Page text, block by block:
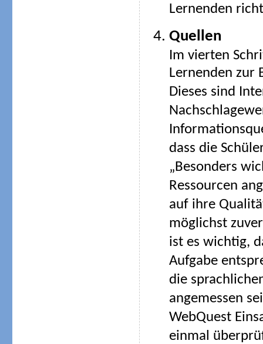
Lernenden
Quellen
Im vierten
Lernenden zur
Dieses sind
dass die
„Besonders
Ressourcen
auf ihre
möglichst
ist es wichtig,
Aufgabe
die
angemessen
WebQuest
einmal